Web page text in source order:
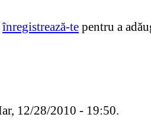
înregistrează-te pentru a
12/28/2010 - 19:50.